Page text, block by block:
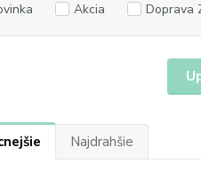
Akcia Doprava
Najdrahšie